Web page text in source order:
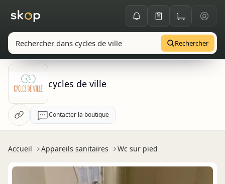
Rechercher
cycles de ville
Contacter la boutique
Accueil Appareils sanitaires Wc sur pied